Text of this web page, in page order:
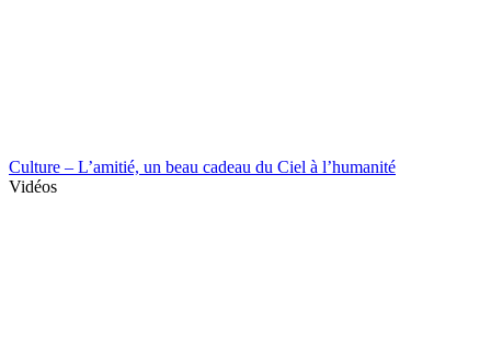
Culture – L’amitié, un beau cadeau du Ciel à l’humanité
Vidéos